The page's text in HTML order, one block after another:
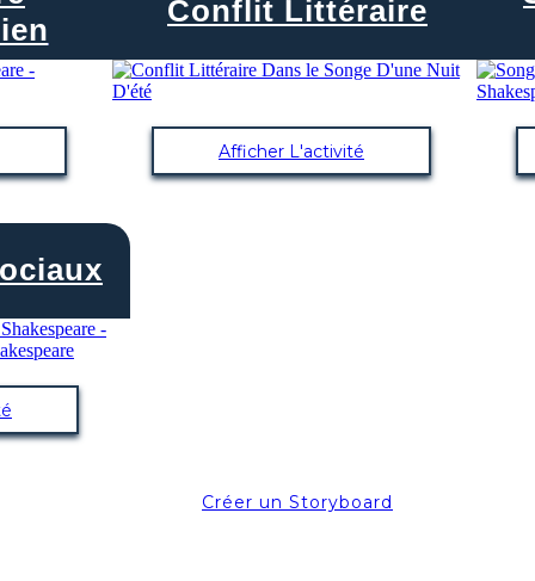
Conflit Littéraire
Afficher L'activité
Créer un Storyboard